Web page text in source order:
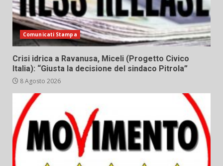
Comunicati Stampa
Crisi idrica a Ravanusa, Miceli (Progetto Civico
Italia): “Giusta la decisione del sindaco Pitrola”
8 Agosto 2026